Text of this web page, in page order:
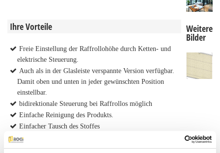
Ihre Vorteile
Freie Einstellung der Raffrollohöhe durch Ketten- und
elektrische Steuerung.
Auch als in der Glasleiste verspannte Version verfügbar.
Damit oben und unten in jeder gewünschten Position
einstellbar.
bidirektionale Steuerung bei Raffrollos möglich
Einfache Reinigung des Produkts.
Einfacher Tausch des Stoffes
die Raffrollos können in jeder Höhe gestoppt werden.
Zahlreiche Stofffarben erhältlich (auch Verdunkelungs-
Weitere
Bilder